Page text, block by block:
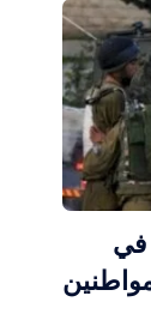
في
الاحتلال يعتقل 4 مواطنين